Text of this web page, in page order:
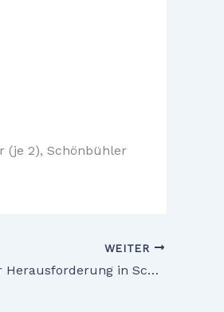
(je 2), Schönbühler
WEITER
Regionalliga-Damen vor nächster Herausforderung in Schwabach